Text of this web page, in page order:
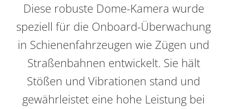
Diese robuste Dome-Kamera wurde
speziell für die Onboard-Überwachung
in Schienenfahrzeugen wie Zügen und
Straßenbahnen entwickelt. Sie hält
Stößen und Vibrationen stand und
gewährleistet eine hohe Leistung bei